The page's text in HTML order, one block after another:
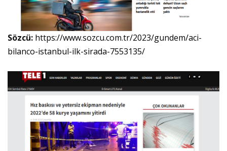
Sözcü: https://www.sozcu.com.tr/2023/gundem/aci-
bilanco-istanbul-ilk-sirada-7553135/